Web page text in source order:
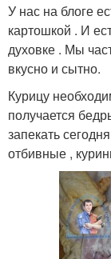
У нас на блоге
картошкой . И
духовке . Мы
вкусно и сытно.
Курицу
получается
запекать
отбивные ,